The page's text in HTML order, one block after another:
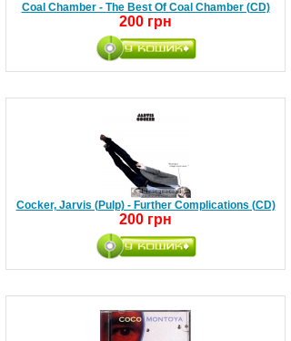
Coal Chamber - The Best Of Coal Chamber (CD)
200 грн
Cocker, Jarvis (Pulp) - Further Complications (CD)
200 грн